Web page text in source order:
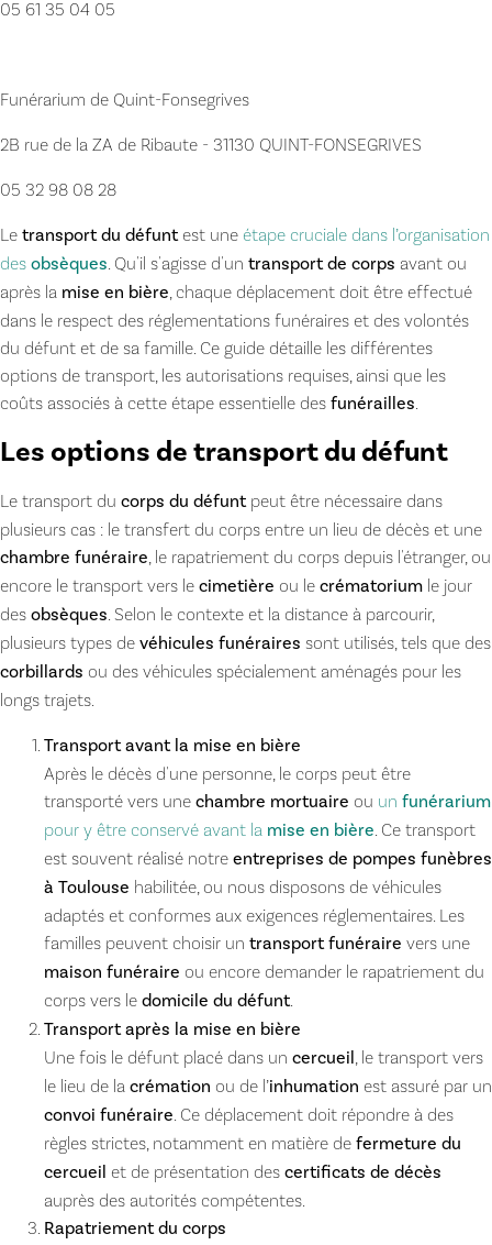
05 61 35 04 05
Funérarium de Quint-Fonsegrives
2B rue de la ZA de Ribaute - 31130 QUINT-FONSEGRIVES
05 32 98 08 28
Le transport du défuntest une étape cruciale dans l’organisation
des obsèques. Qu'il s'agisse d'un transport de corps avant ou
après la mise en bière, chaque déplacement doit être effectué
dans le respect des réglementations funéraires et des volontés
du défunt et de sa famille. Ce guide détaille les différentes
options de transport, les autorisations requises, ainsi que les
coûts associés à cette étape essentielle des funérailles.
Les options de transport du défunt
Le transport du corps du défuntpeut être nécessaire dans
plusieurs cas : le transfert du corps entre un lieu de décès et une
chambre funéraire, le rapatriement du corps depuis l'étranger, ou
encore le transport vers le cimetière ou le crématorium le jour
des obsèques. Selon le contexte et la distance à parcourir,
plusieurs types de véhicules funéraires sont utilisés, tels que des
corbillards ou des véhicules spécialement aménagés pour les
longs trajets.
Transport avant la mise en bière
Après le décès d'une personne, le corps peut être
transporté vers une chambre mortuaire ou un funérarium
pour y être conservé avant la mise en bière. Ce transport
est souvent réalisé notre entreprises de pompes funèbres
à Toulouse habilitée, ou nous disposons de véhicules
adaptés et conformes aux exigences réglementaires. Les
familles peuvent choisir un transport funéraire vers une
maison funéraire ou encore demander le rapatriement du
corps vers le domicile du défunt.
Transport après la mise en bière
Une fois le défunt placé dans un cercueil, le transport vers
le lieu de la crémation ou de l’inhumation est assuré par un
convoi funéraire. Ce déplacement doit répondre à des
règles strictes, notamment en matière de fermeture du
cercueil et de présentation des certificats de décès
auprès des autorités compétentes.
Rapatriement du corps